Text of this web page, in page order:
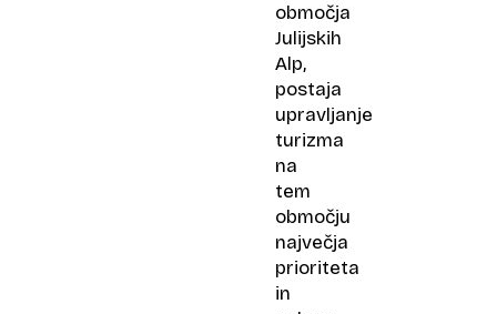
območja
Julijskih
Alp,
postaja
upravljanje
turizma
na
tem
območju
največja
prioriteta
in